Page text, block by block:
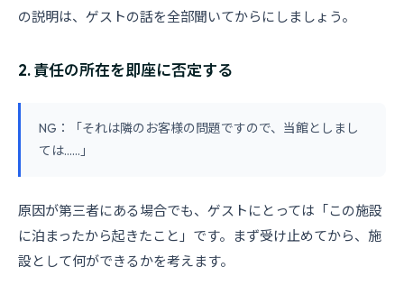
の説明は、ゲストの話を全部聞いてからにしましょう。
2. 責任の所在を即座に否定する
NG：「それは隣のお客様の問題ですので、当館としまし
ては......」
原因が第三者にある場合でも、ゲストにとっては「この施設
に泊まったから起きたこと」です。まず受け止めてから、施
設として何ができるかを考えます。